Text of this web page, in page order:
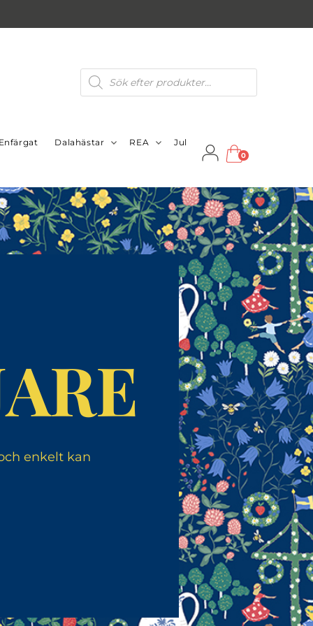
Produktsökning
Dalahästar REA Jul
0
enkelt kan